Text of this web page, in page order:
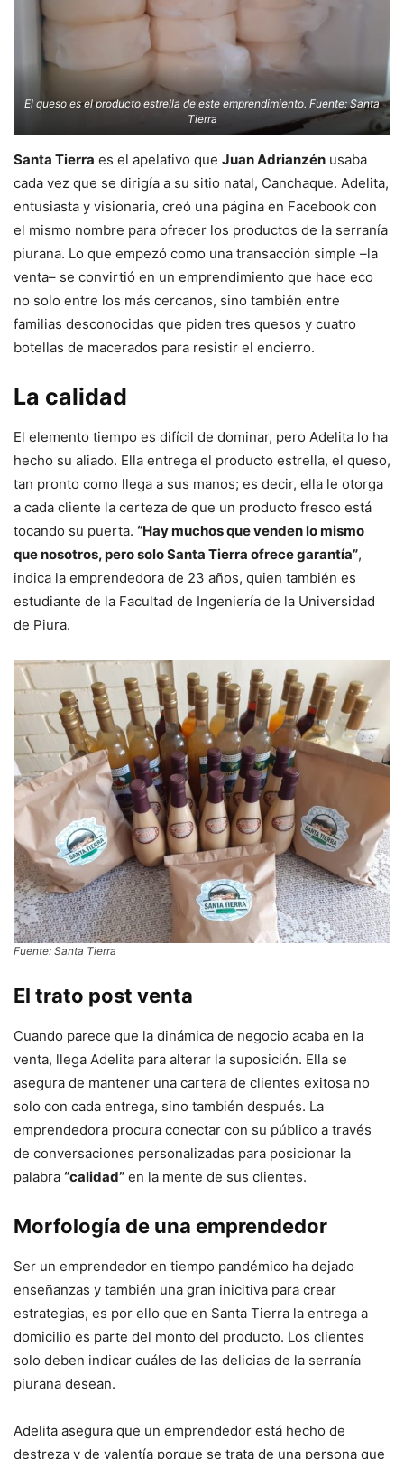
El queso es el producto estrella de este emprendimiento. Fuente: Santa
Tierra
Santa Tierra es el apelativo que Juan Adrianzén usaba
cada vez que se dirigía a su sitio natal, Canchaque. Adelita,
entusiasta y visionaria, creó una página en Facebook con
el mismo nombre para ofrecer los productos de la serranía
piurana. Lo que empezó como una transacción simple –la
venta– se convirtió en un emprendimiento que hace eco
no solo entre los más cercanos, sino también entre
familias desconocidas que piden tres quesos y cuatro
botellas de macerados para resistir el encierro.
La calidad
El elemento tiempo es difícil de dominar, pero Adelita lo ha
hecho su aliado. Ella entrega el producto estrella, el queso,
tan pronto como llega a sus manos; es decir, ella le otorga
a cada cliente la certeza de que un producto fresco está
tocando su puerta. “Hay muchos que venden lo mismo
que nosotros, pero solo Santa Tierra ofrece garantía”,
indica la emprendedora de 23 años, quien también es
estudiante de la Facultad de Ingeniería de la Universidad
de Piura.
Fuente: Santa Tierra
El trato post venta
Cuando parece que la dinámica de negocio acaba en la
venta, llega Adelita para alterar la suposición. Ella se
asegura de mantener una cartera de clientes exitosa no
solo con cada entrega, sino también después. La
emprendedora procura conectar con su público a través
de conversaciones personalizadas para posicionar la
palabra “calidad” en la mente de sus clientes.
Morfología de una emprendedor
Ser un emprendedor en tiempo pandémico ha dejado
enseñanzas y también una gran inicitiva para crear
estrategias, es por ello que en Santa Tierra la entrega a
domicilio es parte del monto del producto. Los clientes
solo deben indicar cuáles de las delicias de la serranía
piurana desean.
Adelita asegura que un emprendedor está hecho de
destreza y de valentía porque se trata de una persona que